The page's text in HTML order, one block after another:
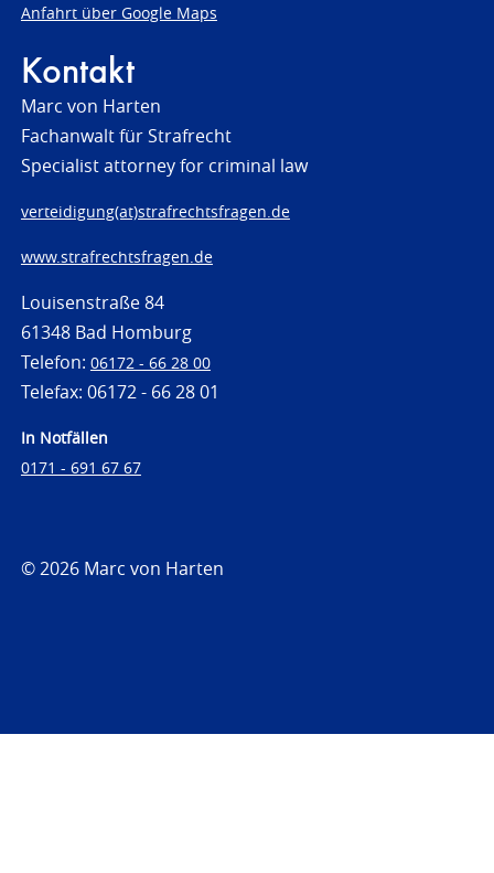
Anfahrt über Google Maps
Kontakt
Marc von Harten
Fachanwalt für Strafrecht
Specialist attorney for criminal law
verteidigung(at)strafrechtsfragen.de
www.strafrechtsfragen.de
Louisenstraße 84
61348 Bad Homburg
Telefon: 06172 - 66 28 00
Telefax: 06172 - 66 28 01
In Notfällen
0171 - 691 67 67
© 2026 Marc von Harten